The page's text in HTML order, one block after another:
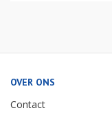
OVER ONS
Contact